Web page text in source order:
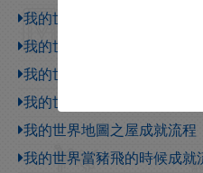
我的世界蝙蝠生成地點
我的世界悅靈生成地點
我的世界縱橫七海成就流程
我的世界自由潛水員成就流程
我的世界地圖之屋成就流程
我的世界當豬飛的時候成就